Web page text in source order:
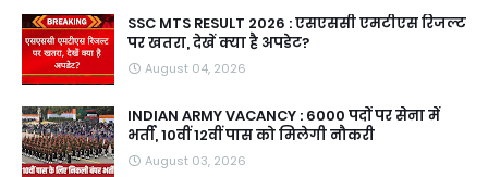
SSC MTS RESULT 2026 : एसएससी एमटीएस रिजल्ट
पर खतरा, देखें क्या है अपडेट?
August 04, 2026
INDIAN ARMY VACANCY : 6000 पदों पर सेना में
भर्ती, 10वीं 12वीं पास को मिलेगी नौकरी
August 03, 2026